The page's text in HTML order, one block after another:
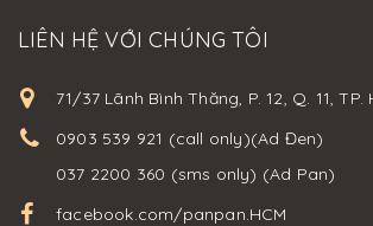
LIÊN HỆ VỚI CHÚNG TÔI
71/37 Lãnh Bình Thăng, P. 12, Q. 11, TP.
0903 539 921 (call only)(Ad Đen)
037 2200 360 (sms only) (Ad Pan)
facebook.com/panpan.HCM